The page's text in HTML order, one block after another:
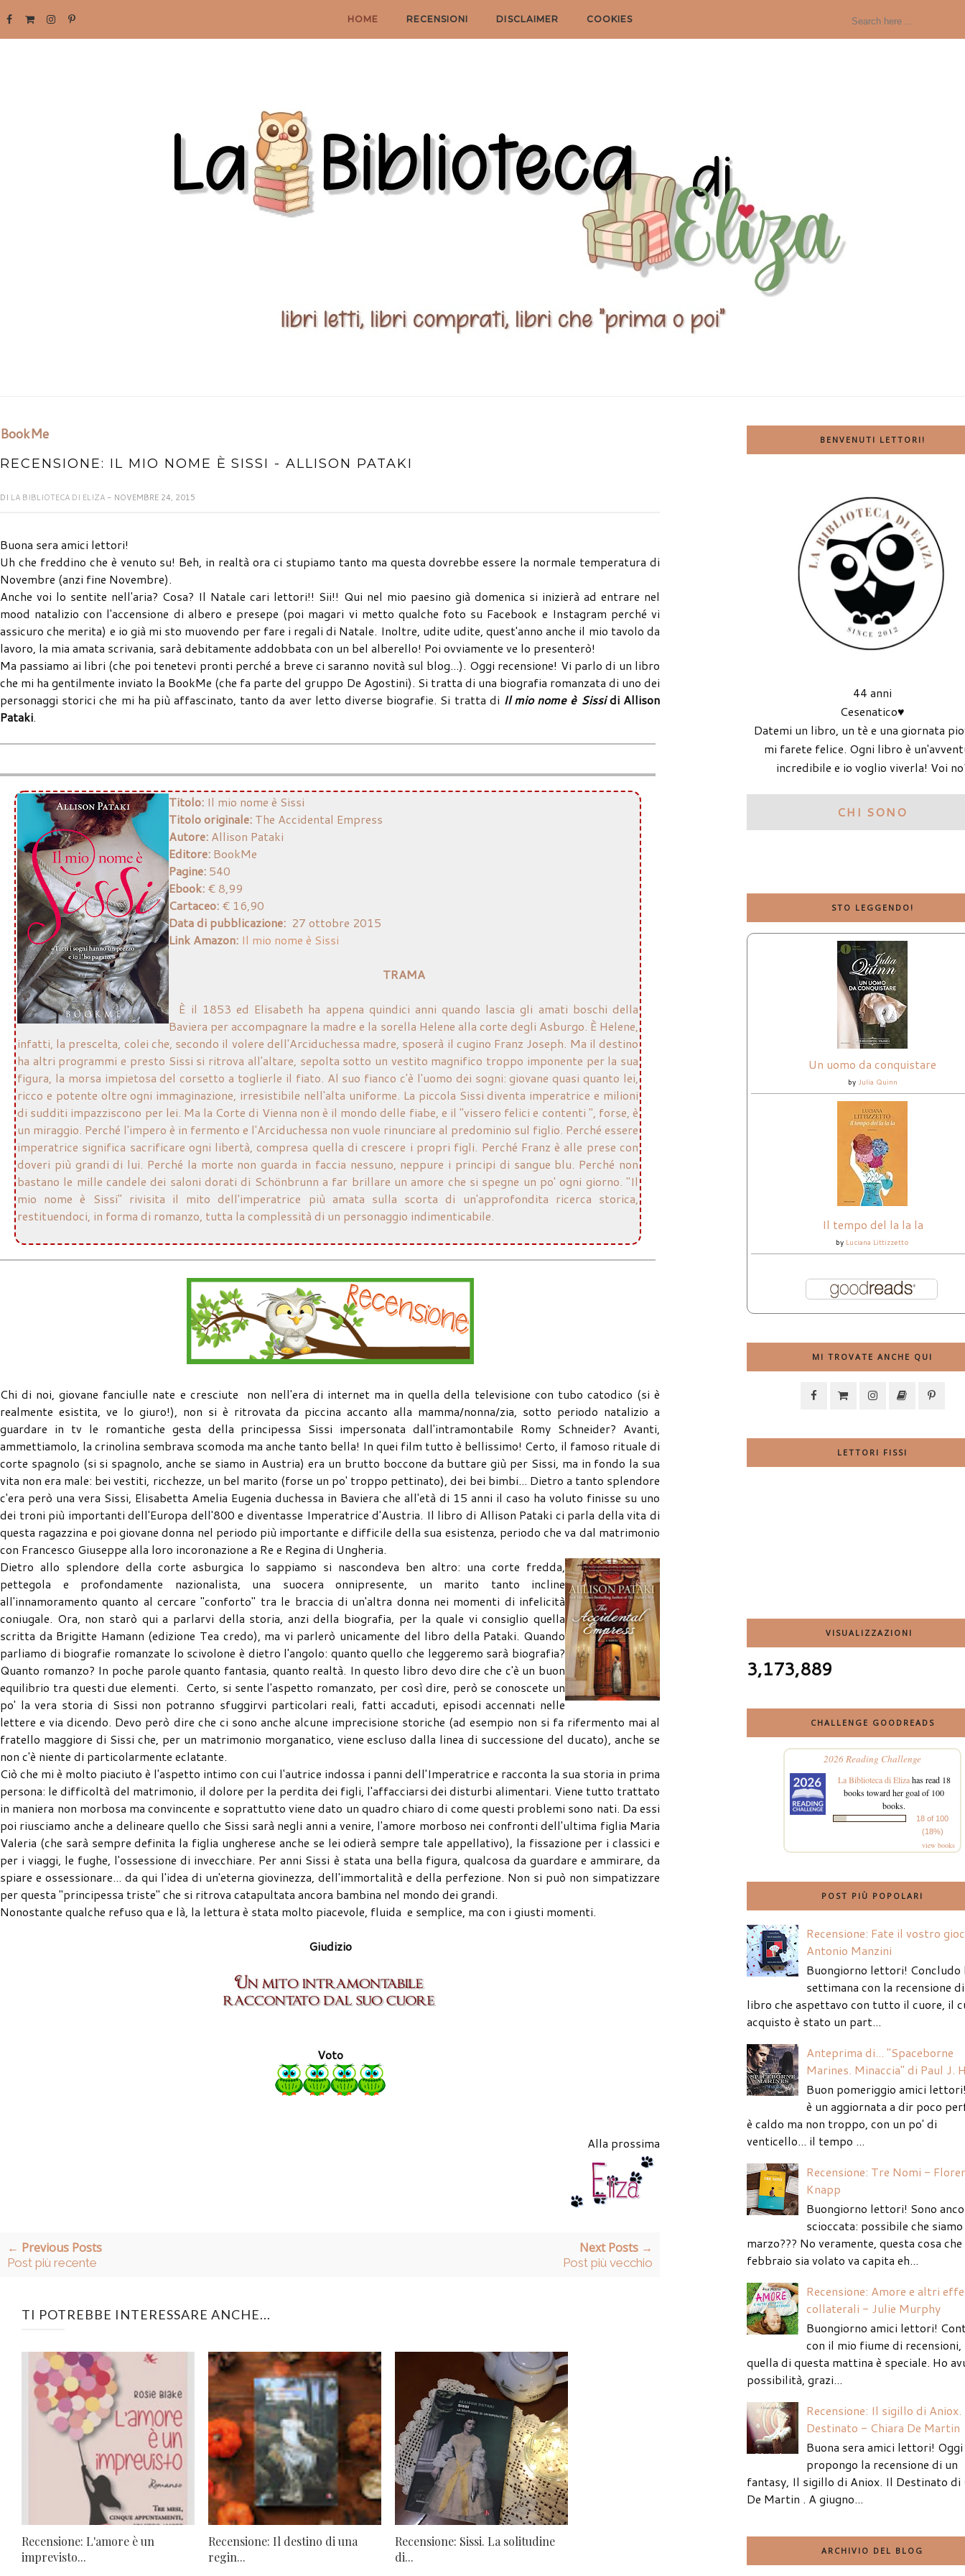
HOME RECENSIONI DISCLAIMER COOKIES
BookMe
RECENSIONE: IL MIO NOME È SISSI - ALLISON PATAKI
DI LA BIBLIOTECA DI ELIZA - NOVEMBRE 24, 2015
Buona sera amici lettori!
Uh che freddino che è venuto su! Beh, in realtà ora ci stupiamo tanto ma questa dovrebbe essere la normale temperatura di
Novembre (anzi fine Novembre).
Anche voi lo sentite nell'aria? Cosa? Il Natale cari lettori!! Sii!! Qui nel mio paesino già domenica si inizierà ad entrare nel
mood natalizio con l'accensione di albero e presepe (poi magari vi metto qualche foto su Facebook e Instagram perché vi
assicuro che merita) e io già mi sto muovendo per fare i regali di Natale. Inoltre, udite udite, quest'anno anche il mio tavolo da
lavoro, la mia amata scrivania, sarà debitamente addobbata con un bel alberello! Poi ovviamente ve lo presenterò!
Ma passiamo ai libri (che poi tenetevi pronti perché a breve ci saranno novità sul blog...). Oggi recensione! Vi parlo di un libro
che mi ha gentilmente inviato la BookMe (che fa parte del gruppo De Agostini). Si tratta di una biografia romanzata di uno dei
personaggi storici che mi ha più affascinato, tanto da aver letto diverse biografie. Si tratta di Il mio nome è Sissidi Allison
Pataki.
Titolo: Il mio nome è Sissi
Titolo originale: The Accidental Empress
Autore: Allison Pataki
Editore: BookMe
Pagine: 540
Ebook: € 8,99
Cartaceo: € 16,90
Data di pubblicazione: 27 ottobre 2015
Link Amazon: Il mio nome è Sissi
TRAMA
È il 1853 ed Elisabeth ha appena quindici anni quando lascia gli amati boschi della
Baviera per accompagnare la madre e la sorella Helene alla corte degli Asburgo. È Helene,
infatti, la prescelta, colei che, secondo il volere dell'Arciduchessa madre, sposerà il cugino Franz Joseph. Ma il destino
ha altri programmi e presto Sissi si ritrova all'altare, sepolta sotto un vestito magnifico troppo imponente per la sua
figura, la morsa impietosa del corsetto a toglierle il fiato. Al suo fianco c'è l'uomo dei sogni: giovane quasi quanto lei,
ricco e potente oltre ogni immaginazione, irresistibile nell'alta uniforme. La piccola Sissi diventa imperatrice e milioni
di sudditi impazziscono per lei. Ma la Corte di Vienna non è il mondo delle fiabe, e il "vissero felici e contenti ", forse, è
un miraggio. Perché l'impero è in fermento e l'Arciduchessa non vuole rinunciare al predominio sul figlio. Perché essere
imperatrice significa sacrificare ogni libertà, compresa quella di crescere i propri figli. Perché Franz è alle prese con
doveri più grandi di lui. Perché la morte non guarda in faccia nessuno, neppure i principi di sangue blu. Perché non
bastano le mille candele dei saloni dorati di Schönbrunn a far brillare un amore che si spegne un po' ogni giorno. "Il
mio nome è Sissi" rivisita il mito dell'imperatrice più amata sulla scorta di un'approfondita ricerca storica,
restituendoci, in forma di romanzo, tutta la complessità di un personaggio indimenticabile.
Chi di noi, giovane fanciulle nate e cresciute non nell'era di internet ma in quella della televisione con tubo catodico (si è
realmente esistita, ve lo giuro!), non si è ritrovata da piccina accanto alla mamma/nonna/zia, sotto periodo natalizio a
guardare in tv le romantiche gesta della principessa Sissi impersonata dall'intramontabile Romy Schneider? Avanti,
ammettiamolo, la crinolina sembrava scomoda ma anche tanto bella! In quei film tutto è bellissimo! Certo, il famoso rituale di
corte spagnolo (si si spagnolo, anche se siamo in Austria) era un brutto boccone da buttare giù per Sissi, ma in fondo la sua
vita non era male: bei vestiti, ricchezze, un bel marito (forse un po' troppo pettinato), dei bei bimbi... Dietro a tanto splendore
c'era però una vera Sissi, Elisabetta Amelia Eugenia duchessa in Baviera che all'età di 15 anni il caso ha voluto finisse su uno
dei troni più importanti dell'Europa dell'800 e diventasse Imperatrice d'Austria. Il libro di Allison Pataki ci parla della vita di
questa ragazzina e poi giovane donna nel periodo più importante e difficile della sua esistenza, periodo che va dal matrimonio
con Francesco Giuseppe alla loro incoronazione a Re e Regina di Ungheria.
Dietro allo splendore della corte asburgica lo sappiamo si nascondeva ben altro: una corte fredda,
pettegola e profondamente nazionalista, una suocera onnipresente, un marito tanto incline
all'innamoramento quanto al cercare "conforto" tra le braccia di un'altra donna nei momenti di infelicità
coniugale. Ora, non starò qui a parlarvi della storia, anzi della biografia, per la quale vi consiglio quella
scritta da Brigitte Hamann (edizione Tea credo), ma vi parlerò unicamente del libro della Pataki. Quando
parliamo di biografie romanzate lo scivolone è dietro l'angolo: quanto quello che leggeremo sarà biografia?
Quanto romanzo? In poche parole quanto fantasia, quanto realtà. In questo libro devo dire che c'è un buon
equilibrio tra questi due elementi. Certo, si sente l'aspetto romanzato, per così dire, però se conoscete un
po' la vera storia di Sissi non potranno sfuggirvi particolari reali, fatti accaduti, episodi accennati nelle
lettere e via dicendo. Devo però dire che ci sono anche alcune imprecisione storiche (ad esempio non si fa rifermento mai al
fratello maggiore di Sissi che, per un matrimonio morganatico, viene escluso dalla linea di successione del ducato), anche se
non c'è niente di particolarmente eclatante.
Ciò che mi è molto piaciuto è l'aspetto intimo con cui l'autrice indossa i panni dell'Imperatrice e racconta la sua storia in prima
persona: le difficoltà del matrimonio, il dolore per la perdita dei figli, l'affacciarsi dei disturbi alimentari. Viene tutto trattato
in maniera non morbosa ma convincente e soprattutto viene dato un quadro chiaro di come questi problemi sono nati. Da essi
poi riusciamo anche a delineare quello che Sissi sarà negli anni a venire, l'amore morboso nei confronti dell'ultima figlia Maria
Valeria (che sarà sempre definita la figlia ungherese anche se lei odierà sempre tale appellativo), la fissazione per i classici e
per i viaggi, le fughe, l'ossessione di invecchiare. Per anni Sissi è stata una bella figura, qualcosa da guardare e ammirare, da
spiare e ossessionare... da qui l'idea di un'eterna giovinezza, dell'immortalità e della perfezione. Non si può non simpatizzare
per questa "principessa triste" che si ritrova catapultata ancora bambina nel mondo dei grandi.
Nonostante qualche refuso qua e là, la lettura è stata molto piacevole, fluida e semplice, ma con i giusti momenti.
Giudizio
Voto
Alla prossima
← Previous Posts
Post più recente
Next Posts →
Post più vecchio
TI POTREBBE INTERESSARE ANCHE...
Recensione: L'amore è un
imprevisto...
Recensione: Il destino di una
regin...
Recensione: Sissi. La solitudine
di...
BENVENUTI LETTORI!
44 anni
Cesenatico♥
Datemi un libro, un tè e una giornata
mi farete felice. Ogni libro è
incredibile e io voglio viverla! Voi
CHI SONO
STO LEGGENDO!
Un uomo da conquistare
by Julia Quinn
Il tempo del la la la
by Luciana Littizzetto
MI TROVATE ANCHE QUI
LETTORI FISSI
VISUALIZZAZIONI
3,173,889
CHALLENGE GOODREADS
2026 Reading Challenge
La Biblioteca di Elizahas read 18
books toward her goal of 100
books.
18 of 100
(18%)
view books
POST PIÙ POPOLARI
Recensione: Fate il vostro
Antonio Manzini
Buongiorno lettori! Concludo
settimana con la recensione
libro che aspettavo con tutto il cuore, il
acquisto è stato un part...
Anteprima di... "Spaceborne
Marines. Minaccia" di Paul J.
Buon pomeriggio amici
è un aggiornata a dir poco
è caldo ma non troppo, con un po' di
venticello... il tempo ...
Recensione: Tre Nomi -
Knapp
Buongiorno lettori! Sono
scioccata: possibile che siamo
marzo??? No veramente, questa cosa che
febbraio sia volato va capita eh...
Recensione: Amore e altri
collaterali - Julie Murphy
Buongiorno amici lettori!
con il mio fiume di recensioni,
quella di questa mattina è speciale. Ho
possibilità, grazi...
Recensione: Il sigillo di
Destinato - Chiara De Martin
Buona sera amici lettori!
propongo la recensione di un
fantasy, Il sigillo di Aniox. Il Destinato di
De Martin . A giugno...
ARCHIVIO DEL BLOG